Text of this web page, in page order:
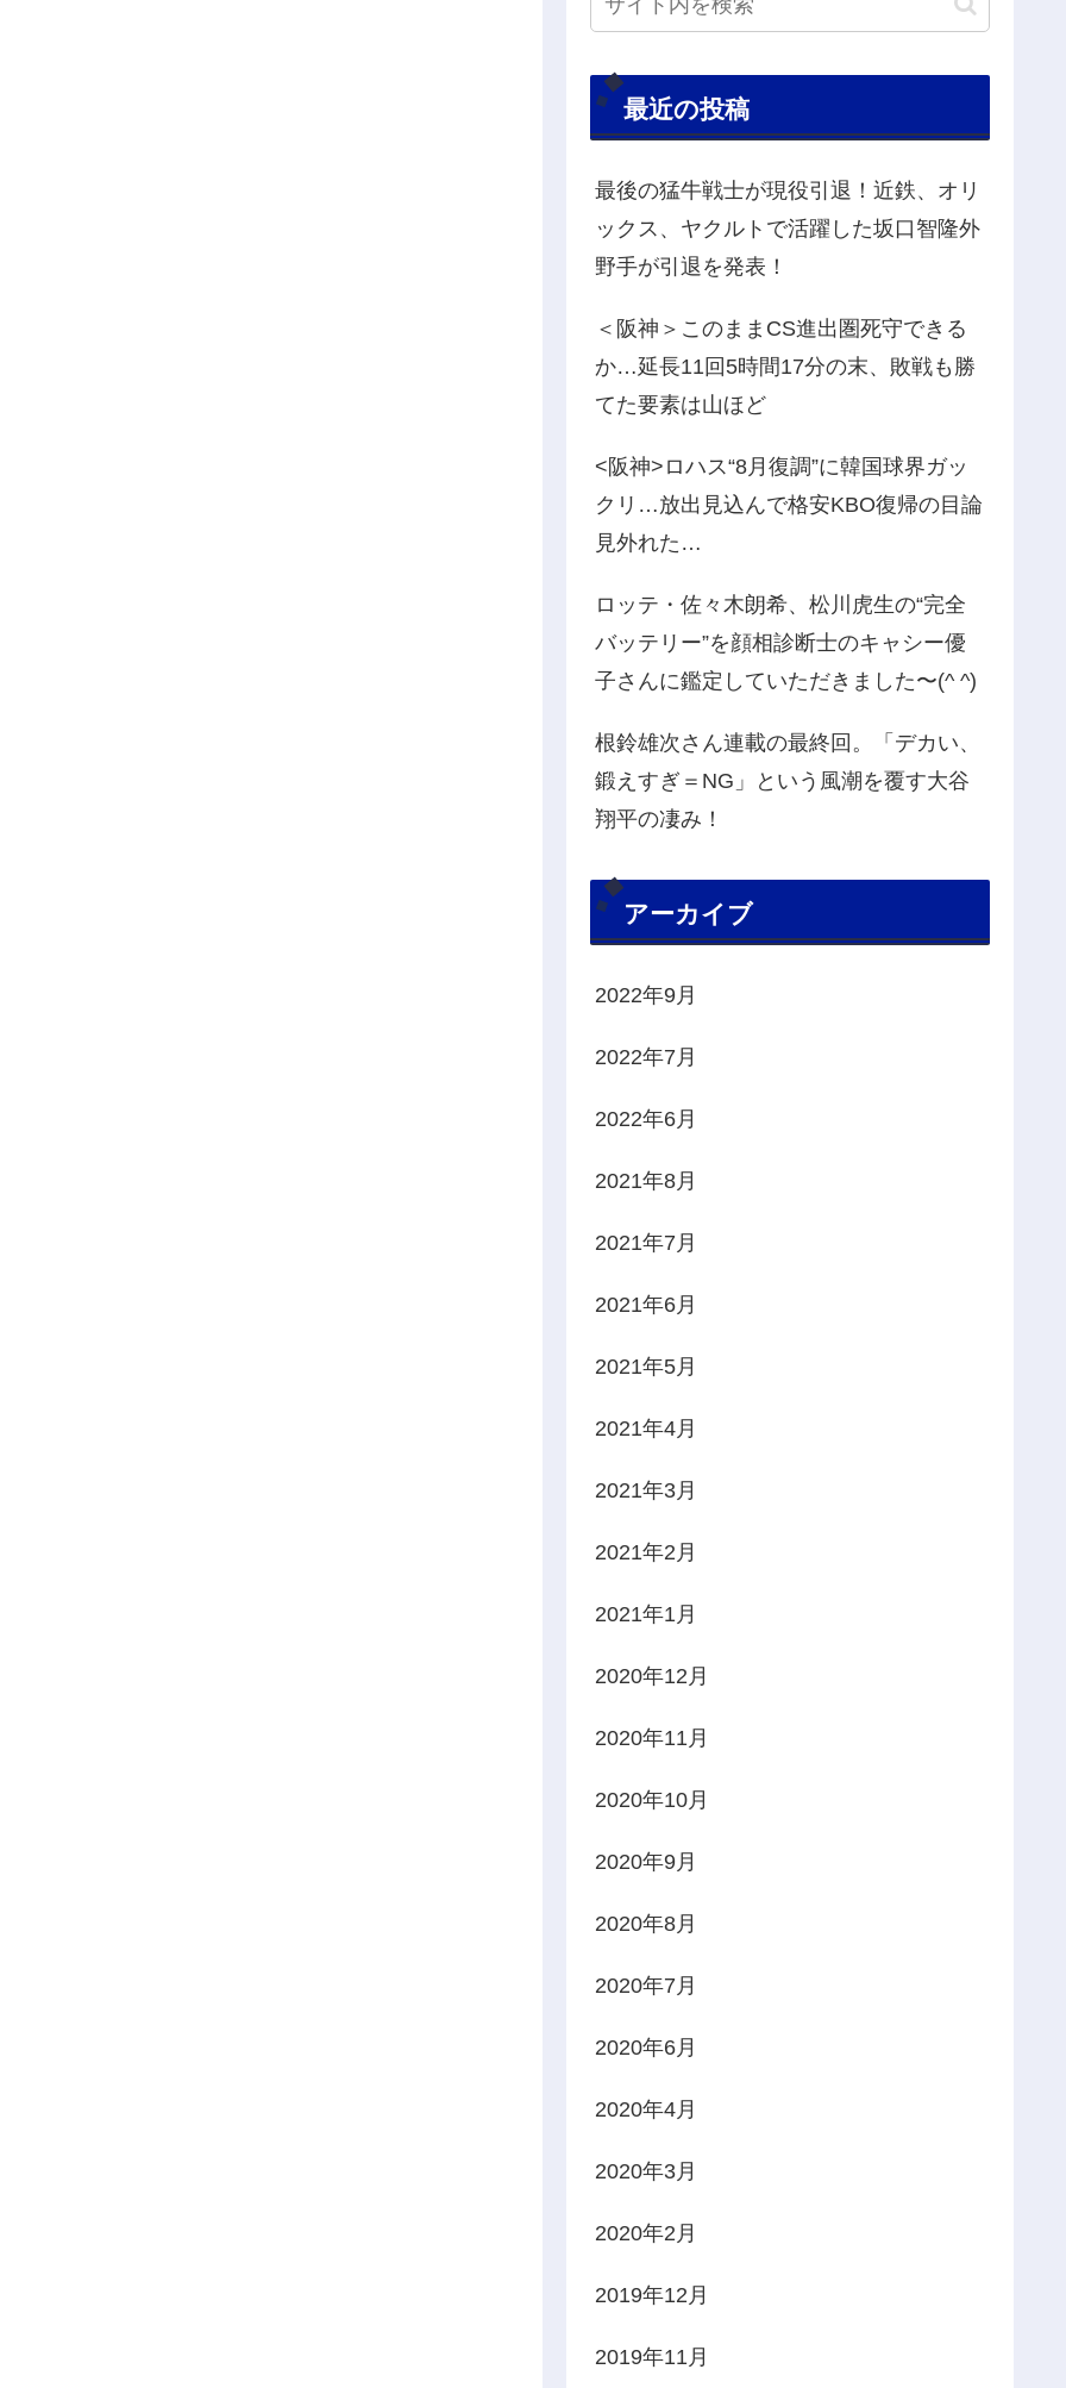
最近の投稿
最後の猛牛戦士が現役引退！近鉄、オリ
ックス、ヤクルトで活躍した坂口智隆外
野手が引退を発表！
＜阪神＞このままCS進出圏死守できる
か…延長11回5時間17分の末、敗戦も勝
てた要素は山ほど
<阪神>ロハス“8月復調”に韓国球界ガッ
クリ…放出見込んで格安KBO復帰の目論
見外れた…
ロッテ・佐々木朗希、松川虎生の“完全
バッテリー”を顔相診断士のキャシー優
子さんに鑑定していただきました〜(^ ^)
根鈴雄次さん連載の最終回。「デカい、
鍛えすぎ＝NG」という風潮を覆す大谷
翔平の凄み！
アーカイブ
2022年9月
2022年7月
2022年6月
2021年8月
2021年7月
2021年6月
2021年5月
2021年4月
2021年3月
2021年2月
2021年1月
2020年12月
2020年11月
2020年10月
2020年9月
2020年8月
2020年7月
2020年6月
2020年4月
2020年3月
2020年2月
2019年12月
2019年11月